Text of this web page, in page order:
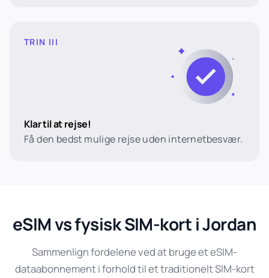
TRIN III
Klar til at rejse!
Få den bedst mulige rejse uden internetbesvær.
eSIM vs fysisk SIM-kort i Jordan
Sammenlign fordelene ved at bruge et eSIM-
dataabonnement i forhold til et traditionelt SIM-kort